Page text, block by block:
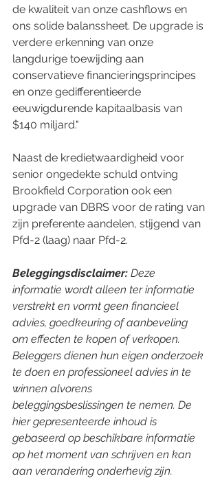
de kwaliteit van onze cashflows en
ons solide balanssheet. De upgrade is
verdere erkenning van onze
langdurige toewijding aan
conservatieve financieringsprincipes
en onze gedifferentieerde
eeuwigdurende kapitaalbasis van
$140 miljard."
Naast de kredietwaardigheid voor
senior ongedekte schuld ontving
Brookfield Corporation ook een
upgrade van DBRS voor de rating van
zijn preferente aandelen, stijgend van
Pfd-2 (laag) naar Pfd-2.
Beleggingsdisclaimer: Deze
informatie wordt alleen ter informatie
verstrekt en vormt geen financieel
advies, goedkeuring of aanbeveling
om effecten te kopen of verkopen.
Beleggers dienen hun eigen onderzoek
te doen en professioneel advies in te
winnen alvorens
beleggingsbeslissingen te nemen. De
hier gepresenteerde inhoud is
gebaseerd op beschikbare informatie
op het moment van schrijven en kan
aan verandering onderhevig zijn.